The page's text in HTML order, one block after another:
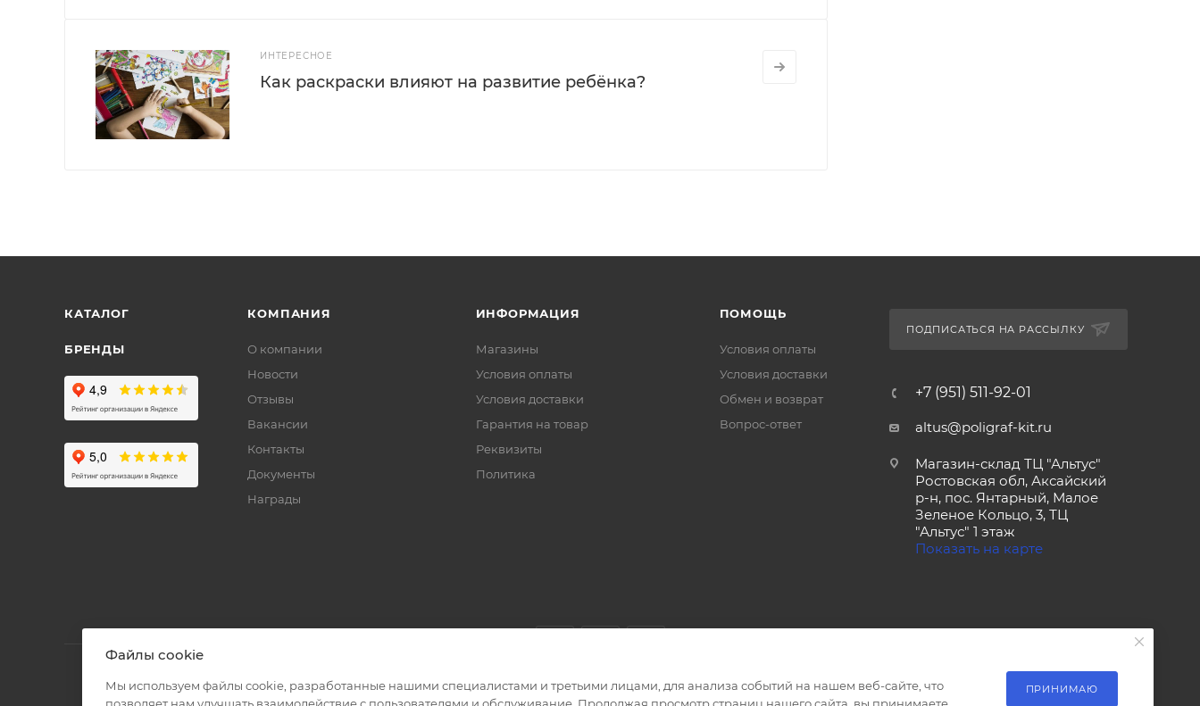
ИНТЕРЕСНОЕ
Как раскраски влияют на развитие ребёнка?
КАТАЛОГ
БРЕНДЫ
КОМПАНИЯ
О компании
Новости
Отзывы
Вакансии
Контакты
Документы
Награды
ИНФОРМАЦИЯ
Магазины
Условия оплаты
Условия доставки
Гарантия на товар
Реквизиты
Политика
ПОМОЩЬ
Условия оплаты
Условия доставки
Обмен и возврат
Вопрос-ответ
ПОДПИСАТЬСЯ НА РАССЫЛКУ
+7 (951) 511-92-01
altus@poligraf-kit.ru
Магазин-склад ТЦ "Альтус"
Ростовская обл, Аксайский
р-н, пос. Янтарный, Малое
Зеленое Кольцо, 3, ТЦ
"Альтус" 1 этаж
Показать на карте
Файлы cookie
Мы используем файлы cookie, разработанные нашими специалистами и третьими лицами, для анализа событий на нашем веб-сайте, что
ПРИНИМАЮ